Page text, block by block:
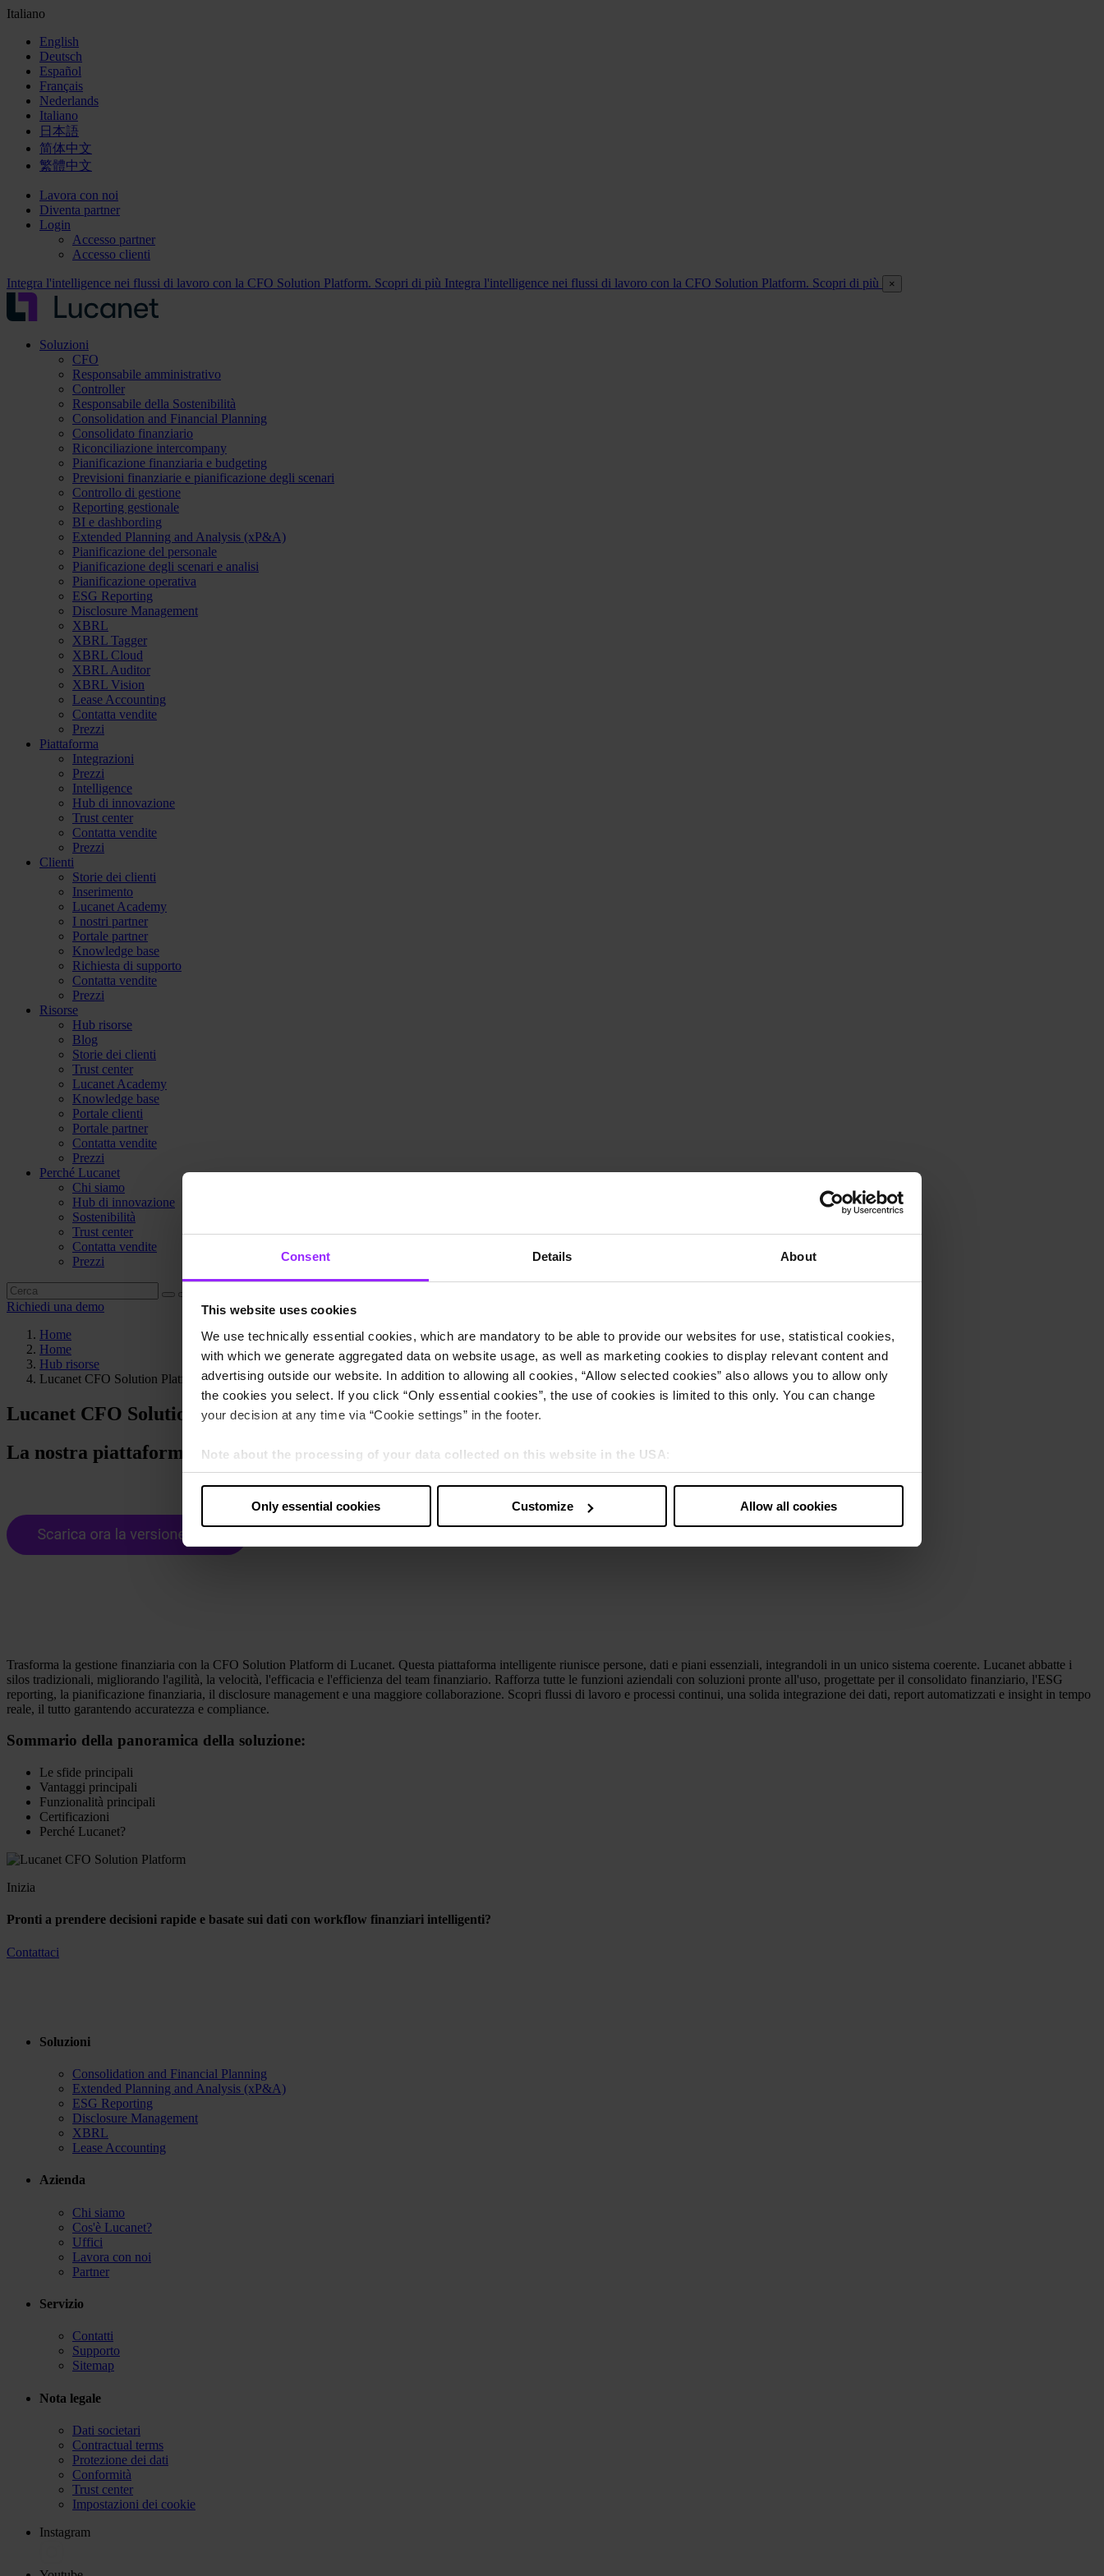
Consent Details About
This website uses cookies
We use technically essential cookies, which are mandatory to be able to provide our websites for use, statistical cookies,
with which we generate aggregated data on website usage, as well as marketing cookies to display relevant content and
advertising outside our website. In addition to allowing all cookies, “Allow selected cookies” also allows you to allow only
the cookies you select. If you click “Only essential cookies”, the use of cookies is limited to this only. You can change
your decision at any time via “Cookie settings” in the footer.
Note about the processing of your data collected on this website in the USA :
By clicking “Allow all cookies” you also agree that your data will be processed in the USA. The European Court of Justice
that your data may be processed by US authorities.
Only essential cookies Customize Allow all cookies
Italiano
English
Deutsch
Español
Français
Nederlands
Italiano
日本語
简体中文
繁體中文
Lavora con noi
Diventa partner
Login
Accesso partner
Accesso clienti
Integra l'intelligence nei flussi di lavoro con la CFO Solution Platform. Scopri di più Integra l'intelligence nei flussi di lavoro con la CFO Solution Platform. Scopri di più ×
Soluzioni
CFO
Responsabile amministrativo
Controller
Responsabile della Sostenibilità
Consolidation and Financial Planning
Consolidato finanziario
Riconciliazione intercompany
Pianificazione finanziaria e budgeting
Previsioni finanziarie e pianificazione degli scenari
Controllo di gestione
Reporting gestionale
BI e dashbording
Extended Planning and Analysis (xP&A)
Pianificazione del personale
Pianificazione degli scenari e analisi
Pianificazione operativa
ESG Reporting
Disclosure Management
XBRL
XBRL Tagger
XBRL Cloud
XBRL Auditor
XBRL Vision
Lease Accounting
Contatta vendite
Prezzi
Piattaforma
Integrazioni
Prezzi
Intelligence
Hub di innovazione
Trust center
Contatta vendite
Prezzi
Clienti
Storie dei clienti
Inserimento
Lucanet Academy
I nostri partner
Portale partner
Knowledge base
Richiesta di supporto
Contatta vendite
Prezzi
Risorse
Hub risorse
Blog
Storie dei clienti
Trust center
Lucanet Academy
Knowledge base
Portale clienti
Portale partner
Contatta vendite
Prezzi
Perché Lucanet
Chi siamo
Hub di innovazione
Sostenibilità
Trust center
Contatta vendite
Prezzi
Richiedi una demo
Home
Home
Hub risorse
Lucanet CFO Solution Platform
Lucanet CFO Solution Platform
La nostra piattaforma intelligente per l'office of the CFO
Trasforma la gestione finanziaria con la CFO Solution Platform di Lucanet. Questa piattaforma intelligente riunisce persone, dati e piani essenziali, integrandoli in un unico sistema coerente. Lucanet abbatte i
silos tradizionali, migliorando l'agilità, la velocità, l'efficacia e l'efficienza del team finanziario. Rafforza tutte le funzioni aziendali con soluzioni pronte all'uso, progettate per il consolidato finanziario, l'ESG
reporting, la pianificazione finanziaria, il disclosure management e una maggiore collaborazione. Scopri flussi di lavoro e processi continui, una solida integrazione dei dati, report automatizzati e insight in tempo
reale, il tutto garantendo accuratezza e compliance.
Sommario della panoramica della soluzione:
Le sfide principali
Vantaggi principali
Funzionalità principali
Certificazioni
Perché Lucanet?
Inizia
Pronti a prendere decisioni rapide e basate sui dati con workflow finanziari intelligenti?
Contattaci
Soluzioni
Consolidation and Financial Planning
Extended Planning and Analysis (xP&A)
ESG Reporting
Disclosure Management
XBRL
Lease Accounting
Azienda
Chi siamo
Cos'è Lucanet?
Uffici
Lavora con noi
Partner
Servizio
Contatti
Supporto
Sitemap
Nota legale
Dati societari
Contractual terms
Protezione dei dati
Conformità
Trust center
Impostazioni dei cookie
Instagram